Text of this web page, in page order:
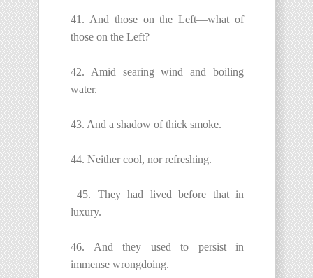
41. And those on the Left—what of
those on the Left?
42. Amid searing wind and boiling
water.
43. And a shadow of thick smoke.
44. Neither cool, nor refreshing.
45. They had lived before that in
luxury.
46. And they used to persist in
immense wrongdoing.